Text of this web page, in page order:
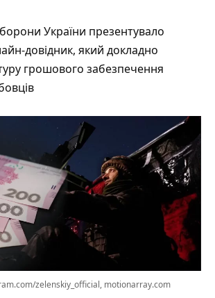
України презентувало
довідник, який докладно
грошового забезпечення
zelenskiy_official, motionarray.com